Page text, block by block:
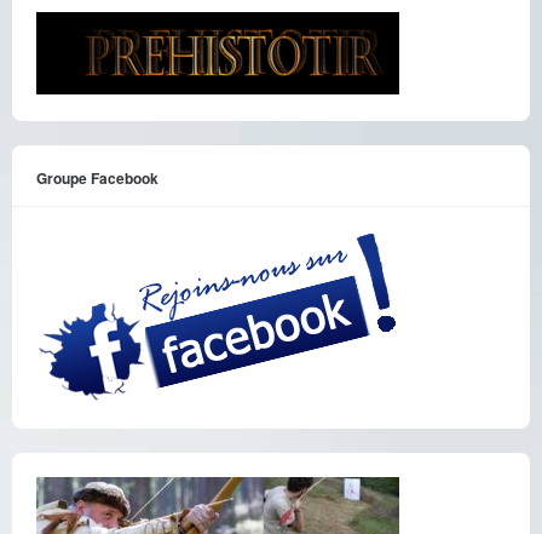
Groupe Facebook